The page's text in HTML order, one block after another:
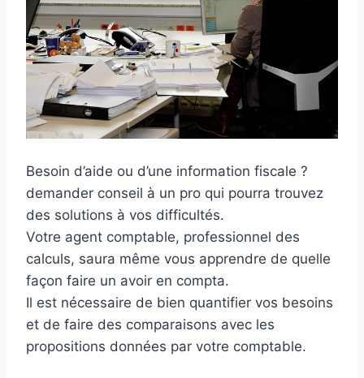
Besoin d’aide ou d’une information fiscale ?
demander conseil à un pro qui pourra trouvez
des solutions à vos difficultés.
Votre agent comptable, professionnel des
calculs, saura même vous apprendre de quelle
façon faire un avoir en compta.
Il est nécessaire de bien quantifier vos besoins
et de faire des comparaisons avec les
propositions données par votre comptable.